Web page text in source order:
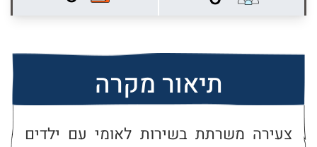
תיאור מקרה
צעירה משרתת בשירות לאומי עם ילדים